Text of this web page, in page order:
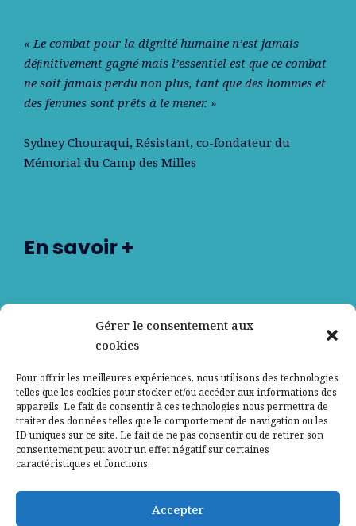
Gérer le consentement aux
cookies
Pour offrir les meilleures expériences, nous utilisons des technologies
telles que les cookies pour stocker et/ou accéder aux informations des
appareils. Le fait de consentir à ces technologies nous permettra de
traiter des données telles que le comportement de navigation ou les
ID uniques sur ce site. Le fait de ne pas consentir ou de retirer son
consentement peut avoir un effet négatif sur certaines
caractéristiques et fonctions.
Accepter
« Le combat pour la dignité humaine n’est jamais
déﬁnitivement gagné mais l’essentiel est que ce combat
ne soit jamais perdu non plus, tant que des hommes et
des femmes sont prêts à le mener. »
Sydney Chouraqui, Résistant, co-fondateur du
Mémorial du Camp des Milles
En savoir +
Contactez-nous
Mentions légales